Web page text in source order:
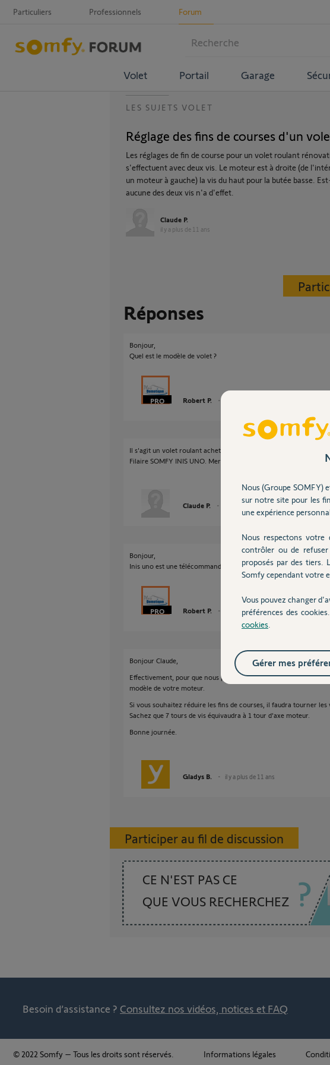
Particuliers Professionnels Forum
Volet Portail Garage
LES SUJETS VOLET
Réglage des fins de courses d'un
Les réglages de fin de course pour un volet roulant
s'effectuent avec deux vis. Le moteur est à droite (de
un moteur à gauche) la vis du haut pour la butée basse.
aucune des deux vis n'a d'effet.
Claude P.
il y a plus de 11 ans
Réponses
Bonjour,
Quel est le modèle de volet ?
Robert P.
Il s'agit un volet roulant acheté chez Stores-Discount.
Filaire SOMFY INIS UNO. Merci pour votre réponse.
Claude P. il y a plus de 11 ans
Bonjour,
Inis uno est une télécommande, pas un store.
Robert P. il y a plus de 11 ans
Bonjour Claude,
Effectivement, pour que nous puissions vous fournir une réponse
modèle de votre moteur.
Si vous souhaitez réduire les fins de courses, il faudra tourner les
Sachez que 7 tours de vis équivaudra à 1 tour d'axe moteur.
Bonne journée.
Gladys B. il y a plus de 11 ans
Participer au fil de discussion
CE N'EST PAS CE
QUE VOUS RECHERCHEZ
Besoin d’assistance ? Consultez nos vidéos, notices et FAQ
© 2022 Somfy – Tous les droits sont réservés. Informations légales
Nous (Groupe SOMFY)
sur notre site pour les
une expérience
Nous respectons votre
contrôler ou de
proposés par des tiers.
Somfy cependant votre
Vous pouvez changer
préférences des
cookies
Gérer mes